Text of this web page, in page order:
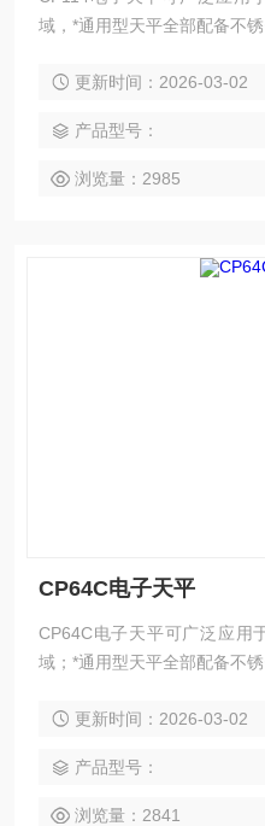
域，*通用型天平全部配备不
想的选择！
更新时间：2026-03-02
产品型号：
浏览量：2985
CP64C电子天平
CP64C电子天平可广泛应用
域；*通用型天平全部配备不
想的选择！
更新时间：2026-03-02
产品型号：
浏览量：2841